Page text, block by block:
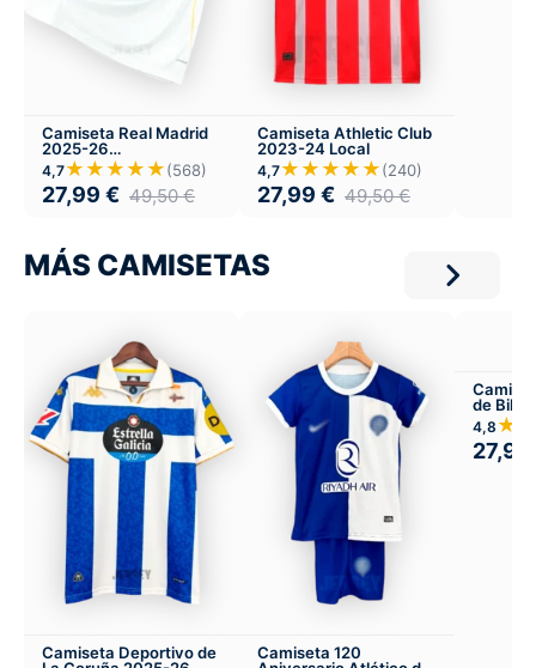
Camiseta Real Madrid
2025-26
Entrenamiento
4,7★★★★★(568)
27,99 € 49,50€
Camiseta Athletic Club
2023-24 Local
4,7★★★★★(240)
27,99 € 49,50€
MÁS CAMISETAS
Camiseta Deportivo de
Camiseta 120
de
4,8
27,99